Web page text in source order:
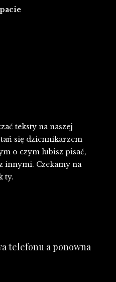
teksty na naszej
się dziennikarzem
o czym lubisz pisać,
innymi. Czekamy na
ty.
telefonu a ponowna